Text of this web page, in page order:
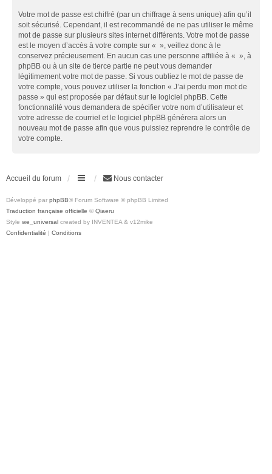
Votre mot de passe est chiffré (par un chiffrage à sens unique) afin qu’il
soit sécurisé. Cependant, il est recommandé de ne pas utiliser le même
mot de passe sur plusieurs sites internet différents. Votre mot de passe
est le moyen d’accès à votre compte sur « », veillez donc à le
conservez précieusement. En aucun cas une personne affiliée à « », à
phpBB ou à un site de tierce partie ne peut vous demander
légitimement votre mot de passe. Si vous oubliez le mot de passe de
votre compte, vous pouvez utiliser la fonction « J’ai perdu mon mot de
passe » qui est proposée par défaut sur le logiciel phpBB. Cette
fonctionnalité vous demandera de spécifier votre nom d’utilisateur et
votre adresse de courriel et le logiciel phpBB générera alors un
nouveau mot de passe afin que vous puissiez reprendre le contrôle de
votre compte.
Accueil du forum Nous contacter
Développé par phpBB® Forum Software © phpBB Limited
Traduction française officielle © Qiaeru
Style we_universal created by INVENTEA & v12mike
Confidentialité | Conditions